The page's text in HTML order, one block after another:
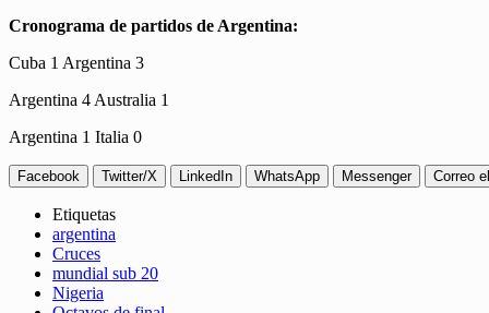
Cronograma de partidos de Argentina:
Cuba 1 Argentina 3
Argentina 4 Australia 1
Argentina 1 Italia 0
Facebook Twitter/X LinkedIn WhatsApp Messenger Correo
Etiquetas
argentina
Cruces
mundial sub 20
Nigeria